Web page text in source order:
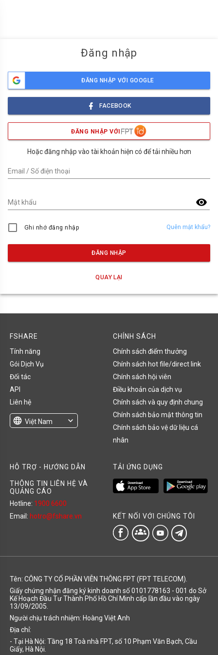
Đăng nhập
ĐĂNG NHẬP VỚI GOOGLE
FACEBOOK
ĐĂNG NHẬP VỚI
Hoặc đăng nhập vào tài khoản hiện có để tải nhiều hơn
Email / Số điện thoại
visibility
Mật khẩu
Ghi nhớ đăng nhập Quên mật khẩu?
ĐĂNG NHẬP
QUAY LẠI
FSHARE
Tính năng
Gói Dịch Vụ
Đối tác
API
Liên hệ
language Việt Nam
expand_more
CHÍNH SÁCH
Chính sách điểm thưởng
Chính sách hot file/direct link
Chính sách hội viên
Điều khoản của dịch vụ
Chính sách và quy định chung
Chính sách bảo mật thông tin
Chính sách bảo vệ dữ liệu cá
nhân
HỖ TRỢ - HƯỚNG DẪN
THÔNG TIN LIÊN HỆ VÀ
QUẢNG CÁO
Hotline: 1900 6600
Email: hotro@fshare.vn
TẢI ỨNG DỤNG
KẾT NỐI VỚI CHÚNG TÔI
groups
Tên: CÔNG TY CỔ PHẦN VIỄN THÔNG FPT (FPT TELECOM).
Giấy chứng nhận đăng ký kinh doanh số 0101778163 - 001 do Sở
Kế Hoạch Đầu Tư Thành Phố Hồ Chí Minh cấp lần đầu vào ngày
13/09/2005.
Người chịu trách nhiệm: Hoàng Việt Anh
Địa chỉ:
- Tại Hà Nội: Tầng 18 Toà nhà FPT, số 10 Phạm Văn Bạch, Cầu
Giấy, Hà Nội.